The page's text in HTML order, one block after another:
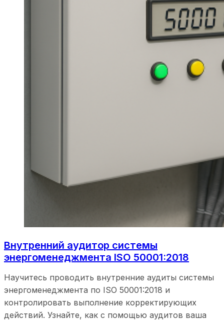
Внутренний аудитор системы
энергоменеджмента ISO 50001:2018
Научитесь проводить внутренние аудиты системы
энергоменеджмента по ISO 50001:2018 и
контролировать выполнение корректирующих
действий. Узнайте, как с помощью аудитов ваша